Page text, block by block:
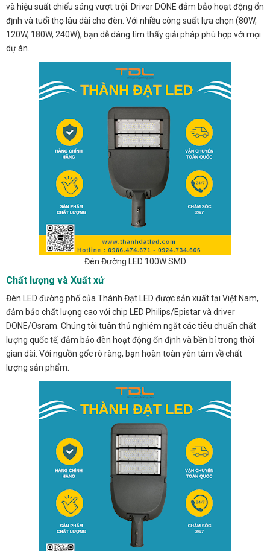
và hiệu suất chiếu sáng vượt trội. Driver DONE đảm bảo hoạt động ổn
định và tuổi thọ lâu dài cho đèn. Với nhiều công suất lựa chọn (80W,
120W, 180W, 240W), bạn dễ dàng tìm thấy giải pháp phù hợp với mọi
dự án.
Đèn Đường LED 100W SMD
Chất lượng và Xuất xứ
Đèn LED đường phố của Thành Đạt LED được sản xuất tại Việt Nam,
đảm bảo chất lượng cao với chip LED Philips/Epistar và driver
DONE/Osram. Chúng tôi tuân thủ nghiêm ngặt các tiêu chuẩn chất
lượng quốc tế, đảm bảo đèn hoạt động ổn định và bền bỉ trong thời
gian dài. Với nguồn gốc rõ ràng, bạn hoàn toàn yên tâm về chất
lượng sản phẩm.